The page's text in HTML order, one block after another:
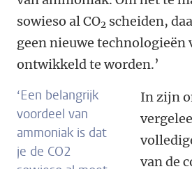
sowieso al CO2 scheiden,
geen nieuwe technologieën
ontwikkeld te worden.’
‘Een belangrijk
voordeel van
ammoniak is dat
je de CO2
In zijn
van de